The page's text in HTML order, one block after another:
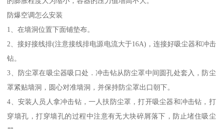
防爆空调怎么安装
1、在墙洞位置下面铺垫布。
2、接好接线排(注意接线排电源电流大于16A)，连接好吸尘器和冲击
钻。
3、防尘罩在吸尘器吸口处．冲击钻从防尘罩中间圆孔处套入，防尘
罩紧贴墙洞，圆心对准墙洞，并保持防尘罩出口朝下。
4、安装人员人拿冲击钻，一人扶防尘罩，打开吸尘器和冲击钻，打
穿墙孔，打穿墙孔的过程中注意有无大块碎屑落下，防止堵住吸尘